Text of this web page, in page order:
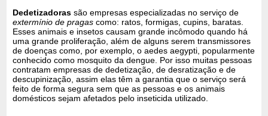
Dedetizadoras são empresas especializadas no serviço de
extermínio de pragas como: ratos, formigas, cupins, baratas.
Esses animais e insetos causam grande incômodo quando há
uma grande proliferação, além de alguns serem transmissores
de doenças como, por exemplo, o aedes aegypti, popularmente
conhecido como mosquito da dengue. Por isso muitas pessoas
contratam empresas de dedetização, de desratização e de
descupinização, assim elas têm a garantia que o serviço será
feito de forma segura sem que as pessoas e os animais
domésticos sejam afetados pelo inseticida utilizado.